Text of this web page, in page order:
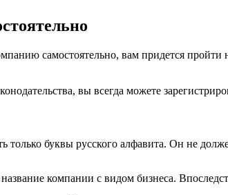
самостоятельно, вам придется
вы всегда можете
только буквы русского алфавита. Он не
компании с видом бизнеса.